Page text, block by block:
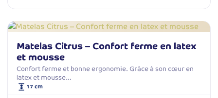
Matelas Citrus – Confort ferme en latex
et mousse
Confort ferme et bonne ergonomie. Grâce à son cœur en
latex et mousse…
17 cm